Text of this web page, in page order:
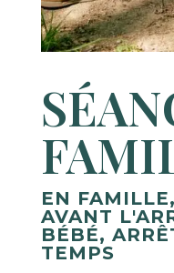
EN
AVANT
BÉBÉ,
TEMPS